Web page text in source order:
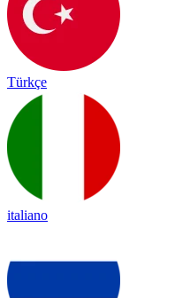
Türkçe
italiano